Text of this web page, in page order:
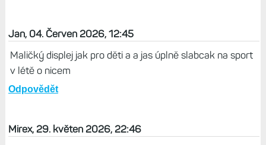
Jan, 04. Červen 2026, 12:45
Maličký displej jak pro děti a a jas úplně slabcak na sport
v létě o nicem
Odpovědět
Mirex, 29. květen 2026, 22:46